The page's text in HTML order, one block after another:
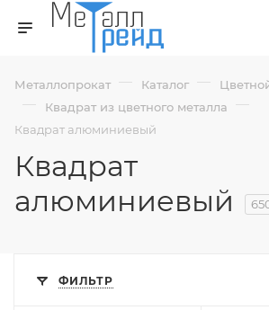
Металлопрокат — Каталог —
— Квадрат из цветного металла —
Квадрат алюминиевый
Квадрат
алюминиевый
ФИЛЬТР